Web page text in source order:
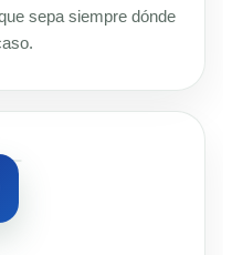
sepa siempre dónde